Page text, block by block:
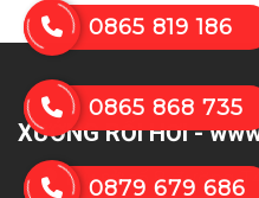
XƯỞNG RỐI HƠI -
Trụ sở:số 8 đường
0865 819 186
0865 868 735
0879 679 686